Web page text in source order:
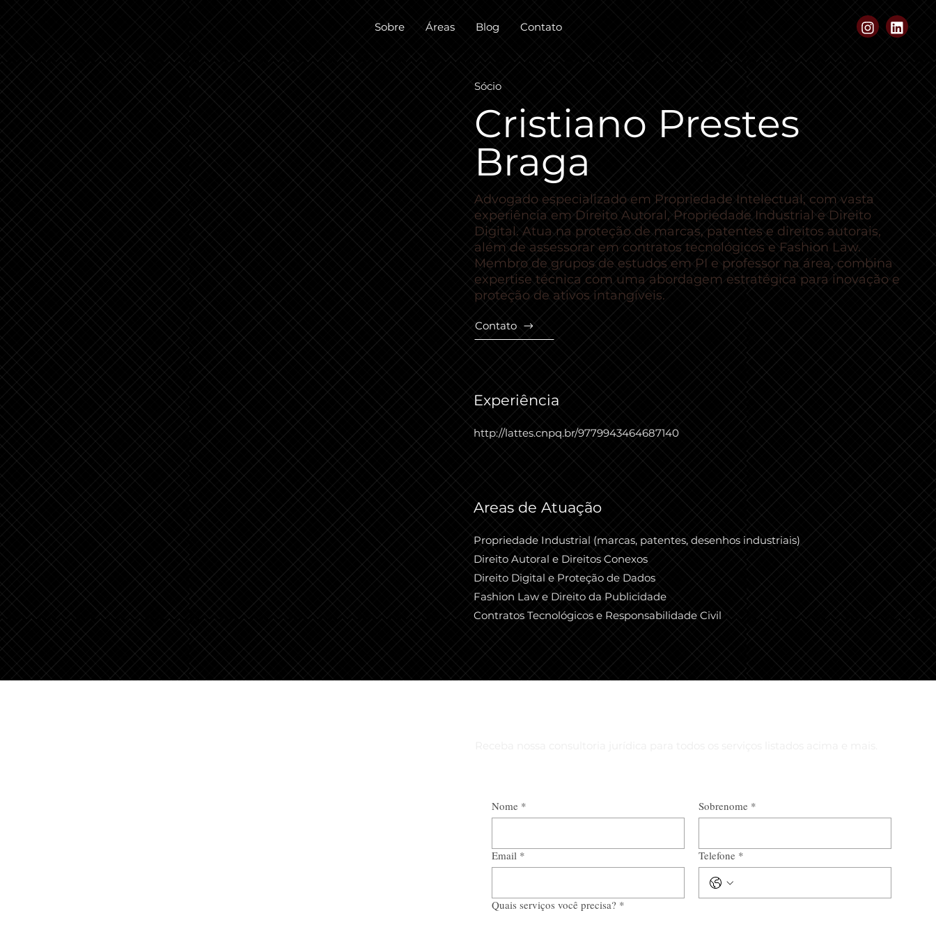
Sobre Áreas Blog Contato
Sócio
Cristiano Prestes
Braga
Advogado especializado em Propriedade Intelectual, com vasta
experiência em Direito Autoral, Propriedade Industrial e Direito
Digital. Atua na proteção de marcas, patentes e direitos autorais,
além de assessorar em contratos tecnológicos e Fashion Law.
Membro de grupos de estudos em PI e professor na área, combina
expertise técnica com uma abordagem estratégica para inovação e
proteção de ativos intangíveis.
Contato
Experiência
http://lattes.cnpq.br/9779943464687140
Areas de Atuação
Propriedade Industrial (marcas, patentes, desenhos industriais)
Direito Autoral e Direitos Conexos
Direito Digital e Proteção de Dados
Fashion Law e Direito da Publicidade
Contratos Tecnológicos e Responsabilidade Civil
Nome * Sobrenome *
Email * Telefone *
Quais serviços você precisa? *